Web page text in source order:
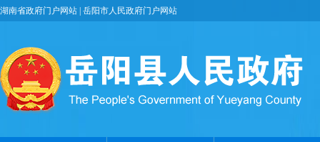
湖南省政府门户网站 岳阳市人民政府门户网站